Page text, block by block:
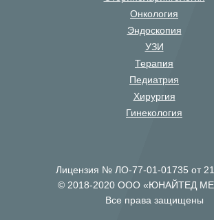
Онкология
Эндоскопия
УЗИ
Терапия
Педиатрия
Хирургия
Гинекология
Лицензия № ЛО-77-01-01735 от
© 2018-2020 ООО «ЮНАЙТЕД
Все права защищены